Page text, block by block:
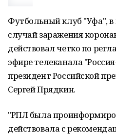
Футбольный клуб "Уфа",
случай заражения
действовал четко по
эфире телеканала
президент Российской
Сергей Прядкин.
"РПЛ была
действовала с